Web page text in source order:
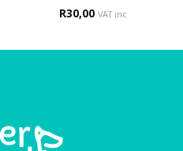
R30,00 VAT inc